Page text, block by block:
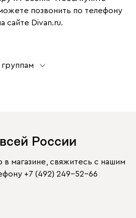
позвонить по телефону
сайте Divan.ru.
России
в магазине, свяжитесь с нашим
+7 (492) 249-52-66